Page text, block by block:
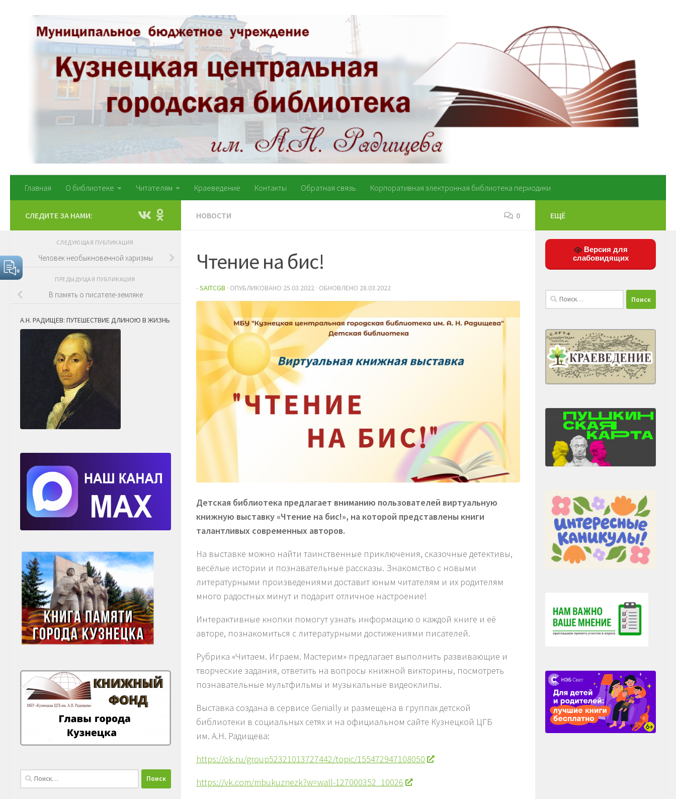
Перейти к содержимому
Главная О библиотеке Читателям Краеведение Контакты Обратная связь Корпоративная электронная библиотека периодики
НОВОСТИ 0
Чтение на бис!
-SAITCGB · ОПУБЛИКОВАНО 25.03.2022 · ОБНОВЛЕНО 28.03.2022
Детская библиотека предлагает вниманию пользователей виртуальную
книжную выставку «Чтение на бис!», на которой представлены книги
талантливых современных авторов.
На выставке можно найти таинственные приключения, сказочные детективы,
весёлые истории и познавательные рассказы. Знакомство с новыми
литературными произведениями доставит юным читателям и их родителям
много радостных минут и подарит отличное настроение!
Интерактивные кнопки помогут узнать информацию о каждой книге и её
авторе, познакомиться с литературными достижениями писателей.
Рубрика «Читаем. Играем. Мастерим» предлагает выполнить развивающие и
творческие задания, ответить на вопросы книжной викторины, посмотреть
познавательные мультфильмы и музыкальные видеоклипы.
Выставка создана в сервисе Genially и размещена в группах детской
библиотеки в социальных сетях и на официальном сайте Кузнецкой ЦГБ
им. А.Н. Радищева:
https://ok.ru/group52321013727442/topic/155472947108050
https://vk.com/mbukuznezk?w=wall-127000352_10026
СЛЕДИТЕ ЗА НАМИ:
СЛЕДУЮЩАЯ ПУБЛИКАЦИЯ
Человек необыкновенной харизмы
ПРЕДЫДУЩАЯ ПУБЛИКАЦИЯ
В память о писателе-земляке
А.Н. РАДИЩЕВ: ПУТЕШЕСТВИЕ ДЛИНОЮ В ЖИЗНЬ
Найти:
ЕЩЁ
Версия для
слабовидящих
Найти: